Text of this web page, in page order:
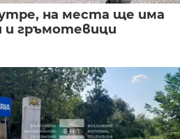
на места ще има
и гръмотевици